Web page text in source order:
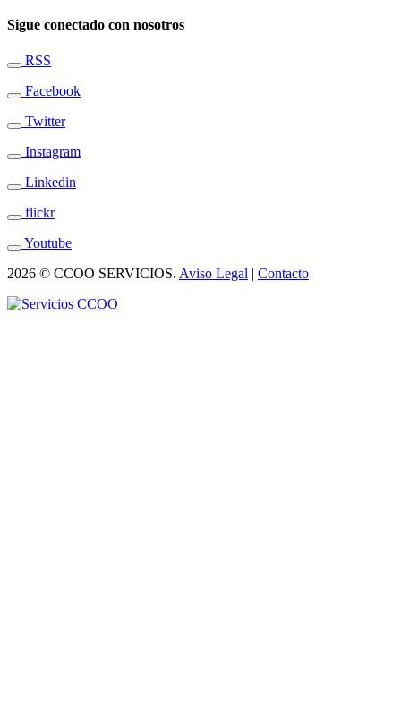
Sigue conectado con nosotros
RSS
Facebook
Twitter
Instagram
Linkedin
flickr
Youtube
2026 © CCOO SERVICIOS. Aviso Legal | Contacto